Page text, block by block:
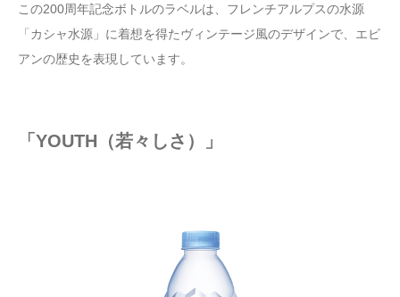
この200周年記念ボトルのラベルは、フレンチアルプスの水源
「カシャ水源」に着想を得たヴィンテージ風のデザインで、エビ
アンの歴史を表現しています。
「YOUTH（若々しさ）」